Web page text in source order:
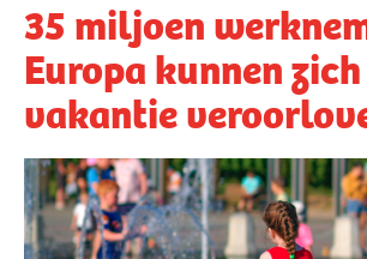
35 miljoen
Europa kunnen
vakantie